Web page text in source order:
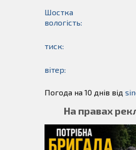
Шостка
вологість:
тиск:
вітер:
Погода на 10 днів від
На правах